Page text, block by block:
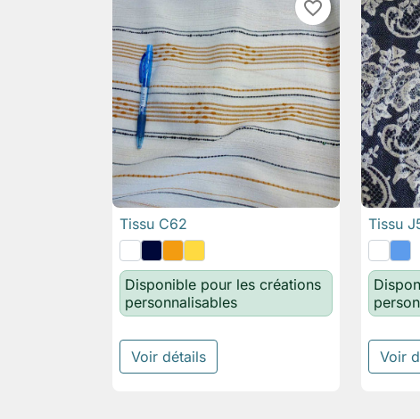
favorite_border

Tissu C62
Disponible pour les créations
personnalisables
Voir détails
Tissu
Voir